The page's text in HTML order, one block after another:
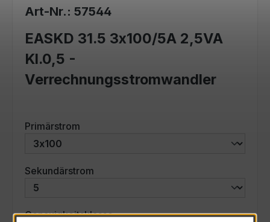
Art-Nr.: 57544
EASKD 31.5 3x100/5A 2,5VA
Kl.0,5 -
Verrechnungsstromwandler
Primärstrom
Sekundärstrom
Genauigkeitsklasseauswählen